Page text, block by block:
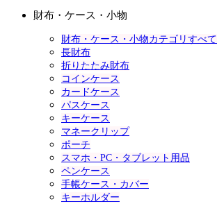
財布・ケース・小物
財布・ケース・小物カテゴリすべて
長財布
折りたたみ財布
コインケース
カードケース
パスケース
キーケース
マネークリップ
ポーチ
スマホ・PC・タブレット用品
ペンケース
手帳ケース・カバー
キーホルダー